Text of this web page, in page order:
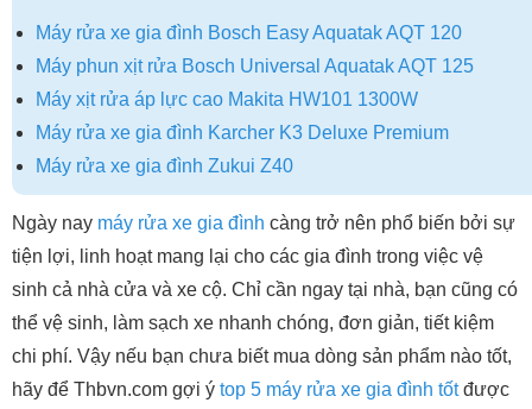
Máy rửa xe gia đình Bosch Easy Aquatak AQT 120
Máy phun xịt rửa Bosch Universal Aquatak AQT 125
Máy xịt rửa áp lực cao Makita HW101 1300W
Máy rửa xe gia đình Karcher K3 Deluxe Premium
Máy rửa xe gia đình Zukui Z40
Ngày nay máy rửa xe gia đình càng trở nên phổ biến bởi sự
tiện lợi, linh hoạt mang lại cho các gia đình trong việc vệ
sinh cả nhà cửa và xe cộ. Chỉ cần ngay tại nhà, bạn cũng có
thể vệ sinh, làm sạch xe nhanh chóng, đơn giản, tiết kiệm
chi phí. Vậy nếu bạn chưa biết mua dòng sản phẩm nào tốt,
hãy để Thbvn.com gợi ý top 5 máy rửa xe gia đình tốtđược